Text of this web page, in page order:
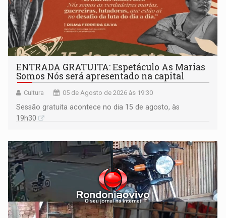
ENTRADA GRATUITA: Espetáculo As Marias
Somos Nós será apresentado na capital
Cultura 05 de Agosto de 2026 às 19:30
Sessão gratuita acontece no dia 15 de agosto, às
19h30